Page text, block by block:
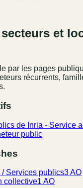
et
par les pages
récurrents,
de Inria - Service
public
Services publics3 AO
collective1 AO